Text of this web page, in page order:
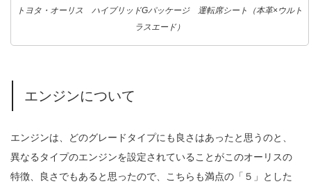
トヨタ・オーリス ハイブリッドGパッケージ 運転席シート（本革×ウルト
ラスエード）
エンジンについて
エンジンは、どのグレードタイプにも良さはあったと思うのと、
異なるタイプのエンジンを設定されていることがこのオーリスの
特徴、良さでもあると思ったので、こちらも満点の「５」とした